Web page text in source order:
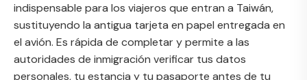
indispensable para los viajeros que entran a Taiwán,
sustituyendo la antigua tarjeta en papel entregada en
el avión. Es rápida de completar y permite a las
autoridades de inmigración verificar tus datos
personales, tu estancia y tu pasaporte antes de tu